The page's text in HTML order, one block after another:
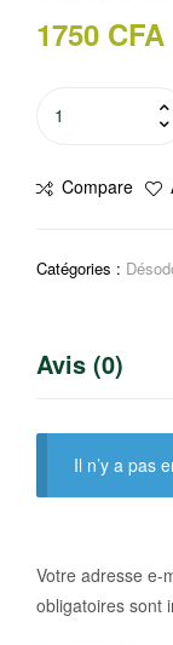
1750 CFA
Mèche
375ml
Compare
Catégories :
Avis (0)
Il n’y a pas
Votre adresse e-
obligatoires sont